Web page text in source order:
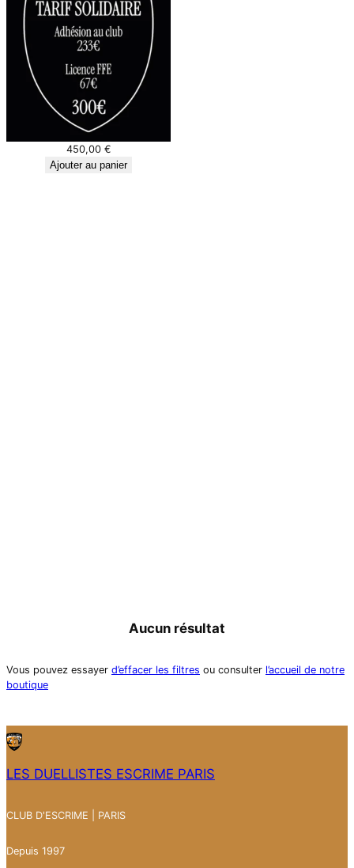
450,00 €
Ajouter au panier
Aucun résultat
Vous pouvez essayer d’effacer les filtres ou consulter l’accueil de notre
boutique
LES DUELLISTES ESCRIME PARIS
CLUB D'ESCRIME | PARIS
Depuis 1997